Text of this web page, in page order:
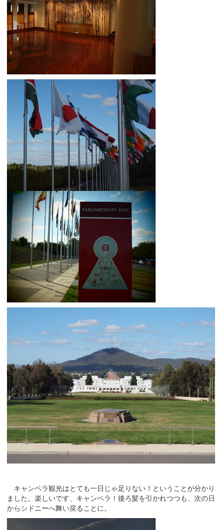
キャンベラ観光はとても一日じゃ足りない！ということが分かり
ました。楽しいです、キャンベラ！後ろ髪を引かれつつも、次の日
からシドニーへ舞い戻ることに。